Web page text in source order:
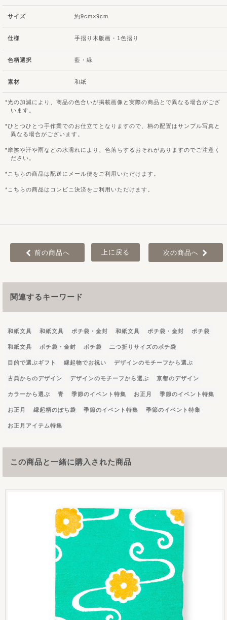
サイズ 約9cm×9cm
仕様 手摺り木版画・1色摺り
色柄選択 藍・緑
素材 和紙
光の加減により、商品の色合いが掲載画像と実際の商品とで異なる場合がござ
います。
ひとつひとつ手作業でのお仕立てとなりますので、柄の配置はサンプル写真と
異なる場合がございます。
摩擦や汗や雨などの水濡れにより、色落ちするおそれがありますのでご注意く
ださい。
こちらの商品は配送にメール便をご利用いただけます。
こちらの商品はコンビニ決済をご利用いただけます。
前の商品へ 上に戻る 次の商品へ
関連するキーワード
和紙文具 和紙文具 ポチ袋・金封 和紙文具 ポチ袋・金封 ポチ袋
和紙文具 ポチ袋・金封 ポチ袋 二つ折りサイズのポチ袋
目的で選ぶギフト 縁起物でお祝い デザインのモチーフから選ぶ
古典からのデザイン デザインのモチーフから選ぶ 京都のデザイン
カラーから選ぶ 青 季節のイベント特集 お正月 季節のイベント特集
お正月 縁起柄のぽち袋 季節のイベント特集 季節のイベント特集
お正月アイテム特集
この商品と一緒に購入された商品